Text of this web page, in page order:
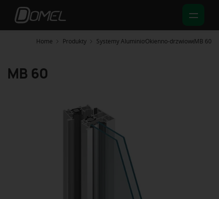
main
Home Produkty Systemy AluminioweOkienno-drzwioweMB 60
MB 60